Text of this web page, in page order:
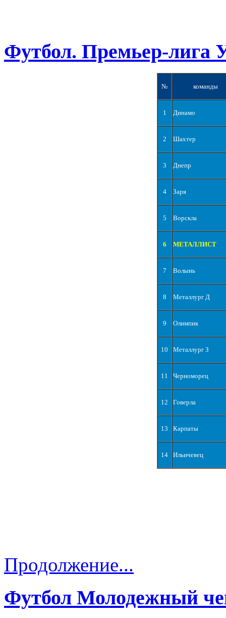
Футбол. Премьер-лига
№ команды
1 Динамо
2 Шахтер
3 Днепр
4 Заря
5 Ворскла
6 МЕТАЛЛИСТ
7 Волынь
8 Металлург Д
9 Олимпик
10 Металлург З
11 Черноморец
12 Говерла
13 Карпаты
14 Ильичевец
Продолжение...
Футбол Молодежный